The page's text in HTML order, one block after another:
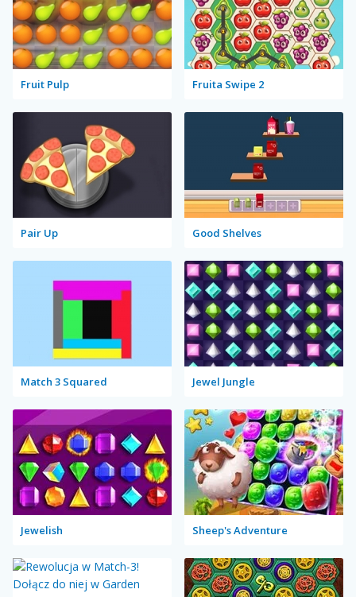
Fruit Pulp Fruita Swipe 2
Pair Up Good Shelves
Match 3 Squared Jewel Jungle
Jewelish Sheep's Adventure